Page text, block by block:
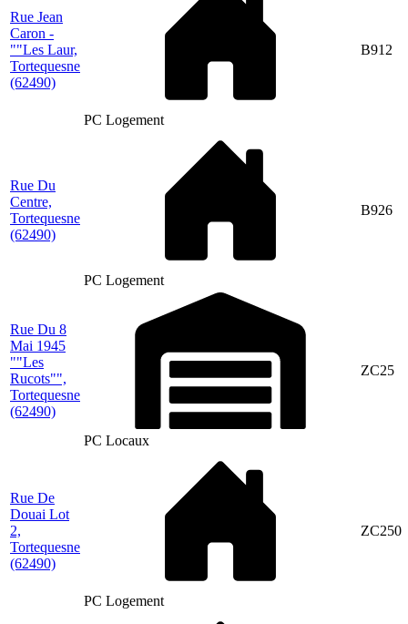
Rue Jean
Caron -
""Les Laur,
Tortequesne
(62490)
PC Logement
B912
Rue Du
Centre,
Tortequesne
(62490)
PC Logement
B926
Rue Du 8
Mai 1945
""Les
Rucots"",
Tortequesne
(62490)
PC Locaux
ZC25
Rue De
Douai Lot
2,
Tortequesne
(62490)
PC Logement
ZC250